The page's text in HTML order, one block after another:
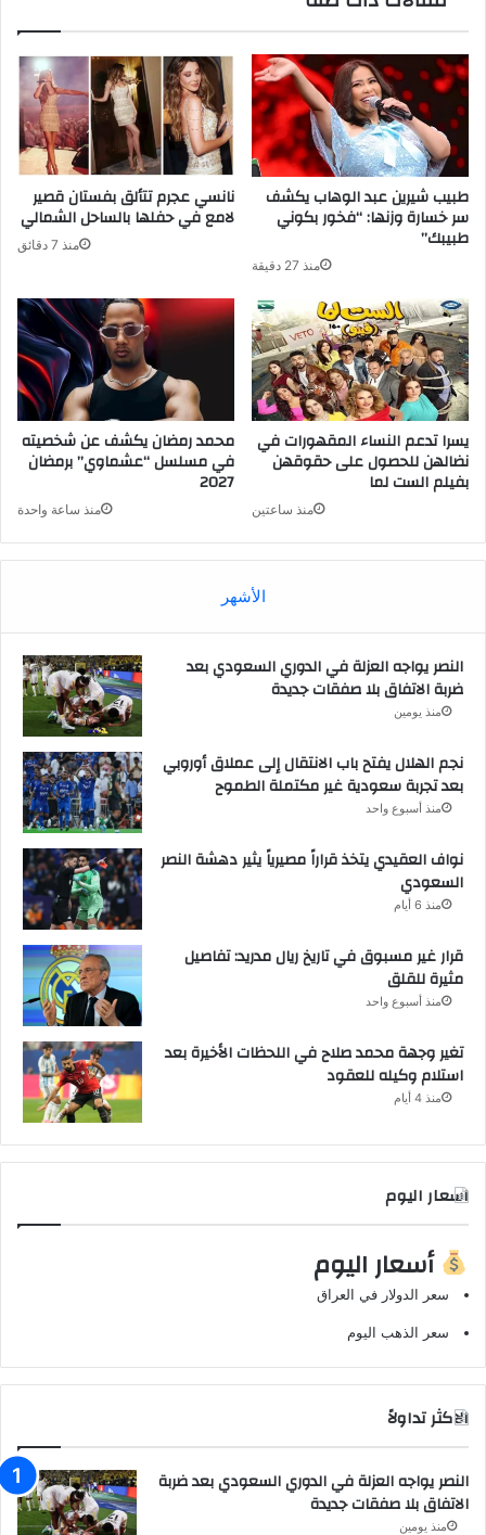
نانسي عجرم تتألق بفستان قصير
لامع في حفلها بالساحل الشمالي
منذ 7 دقائق
طبيب شيرين عبد الوهاب يكشف
سر خسارة وزنها: “فخور بكوني
طبيبك”
منذ 27 دقيقة
محمد رمضان يكشف عن شخصيته
في مسلسل “عشماوي” برمضان
2027
منذ ساعة واحدة
يسرا تدعم النساء المقهورات في
نضالهن للحصول على حقوقهن
بفيلم الست لما
منذ ساعتين
الأشهر
النصر يواجه العزلة في الدوري السعودي بعد
ضربة الاتفاق بلا صفقات جديدة
منذ يومين
نجم الهلال يفتح باب الانتقال إلى عملاق أوروبي
بعد تجربة سعودية غير مكتملة الطموح
منذ أسبوع واحد
نواف العقيدي يتخذ قراراً مصيرياً يثير دهشة النصر
السعودي
منذ 6 أيام
قرار غير مسبوق في تاريخ ريال مدريد: تفاصيل
مثيرة للقلق
منذ أسبوع واحد
تغير وجهة محمد صلاح في اللحظات الأخيرة بعد
استلام وكيله للعقود
منذ 4 أيام
اسعار اليوم
أسعار اليوم
سعر الدولار في العراق
سعر الذهب اليوم
الاكثر تداولاً
النصر يواجه العزلة في الدوري السعودي بعد ضربة
الاتفاق بلا صفقات جديدة
منذ يومين